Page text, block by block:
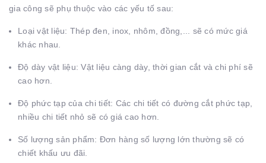
gia công sẽ phụ thuộc vào các yếu tố sau:
Loại vật liệu: Thép đen, inox, nhôm, đồng,... sẽ có mức giá
khác nhau.
Độ dày vật liệu: Vật liệu càng dày, thời gian cắt và chi phí sẽ
cao hơn.
Độ phức tạp của chi tiết: Các chi tiết có đường cắt phức tạp,
nhiều chi tiết nhỏ sẽ có giá cao hơn.
Số lượng sản phẩm: Đơn hàng số lượng lớn thường sẽ có
chiết khấu ưu đãi.